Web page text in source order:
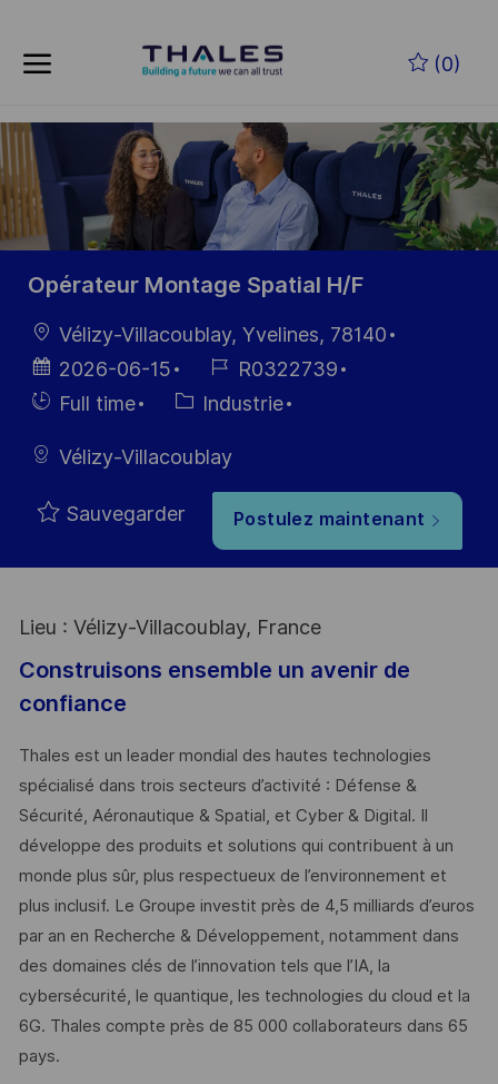
(0)
-
Opérateur Montage Spatial H/F
localisation
Vélizy-Villacoublay, Yvelines, 78140
Date
d’affichage
2026-06-15
Référence
du poste
R0322739
HiringFull time Catégorie
Industrie
Vélizy-Villacoublay
Sauvegarder Postulez maintenant
Lieu : Vélizy-Villacoublay, France
Construisons ensemble un avenir de
confiance
Thales est un leader mondial des hautes technologies
spécialisé dans trois secteurs d’activité : Défense &
Sécurité, Aéronautique & Spatial, et Cyber & Digital. Il
développe des produits et solutions qui contribuent à un
monde plus sûr, plus respectueux de l’environnement et
plus inclusif. Le Groupe investit près de 4,5 milliards d’euros
par an en Recherche & Développement, notamment dans
des domaines clés de l’innovation tels que l’IA, la
cybersécurité, le quantique, les technologies du cloud et la
6G. Thales compte près de 85 000 collaborateurs dans 65
pays. ​